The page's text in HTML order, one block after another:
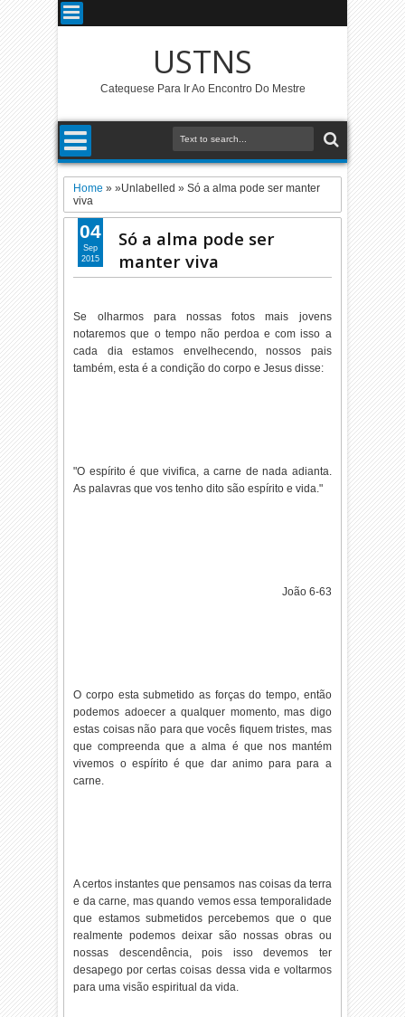
USTNS
Catequese Para Ir Ao Encontro Do Mestre
Home » »Unlabelled »Só a alma pode ser manter
viva
Só a alma pode ser
manter viva
Se olharmos para nossas fotos mais jovens
notaremos que o tempo não perdoa e com isso a
cada dia estamos envelhecendo, nossos pais
também, esta é a condição do corpo e Jesus disse:
"O espírito é que vivifica, a carne de nada adianta.
As palavras que vos tenho dito são espírito e vida."
João 6-63
O corpo esta submetido as forças do tempo, então
podemos adoecer a qualquer momento, mas digo
estas coisas não para que vocês fiquem tristes, mas
que compreenda que a alma é que nos mantém
vivemos o espírito é que dar animo para para a
carne.
A certos instantes que pensamos nas coisas da terra
e da carne, mas quando vemos essa temporalidade
que estamos submetidos percebemos que o que
realmente podemos deixar são nossas obras ou
nossas descendência, pois isso devemos ter
desapego por certas coisas dessa vida e voltarmos
para uma visão espiritual da vida.
04
Sep
2015